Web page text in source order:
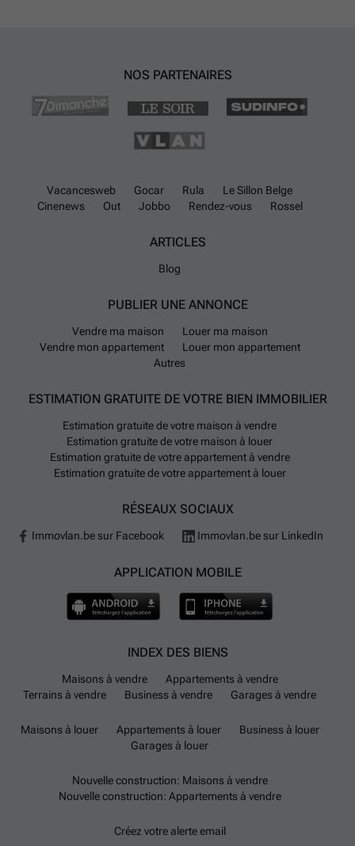
NOS PARTENAIRES
Vacancesweb Gocar Rula
Le Sillon Belge
Cinenews
Out Jobbo Rendez-vous Rossel
ARTICLES
Blog
PUBLIER UNE ANNONCE
Vendre ma maison
Louer ma maison
Vendre mon appartement
Louer mon appartement
Autres
ESTIMATION GRATUITE DE VOTRE BIEN IMMOBILIER
Estimation gratuite de votre maison à vendre
Estimation gratuite de votre maison à louer
Estimation gratuite de votre appartement à vendre
Estimation gratuite de votre appartement à louer
RÉSEAUX SOCIAUX
Immovlan.be sur Facebook Immovlan.be sur LinkedIn
APPLICATION MOBILE
INDEX DES BIENS
Maisons à vendre
Appartements à vendre
Terrains à vendre
Business à vendre Garages à vendre
Maisons à louer Appartements à louer
Business à louer
Garages à louer
Nouvelle construction: Maisons à vendre
Nouvelle construction: Appartements à vendre
Créez votre alerte email